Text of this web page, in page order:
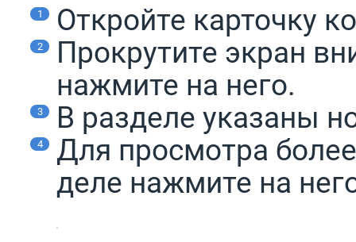
Откройте карточку
Прокрутите экран
нажмите на него.
В разделе указаны
Для просмотра
деле нажмите на